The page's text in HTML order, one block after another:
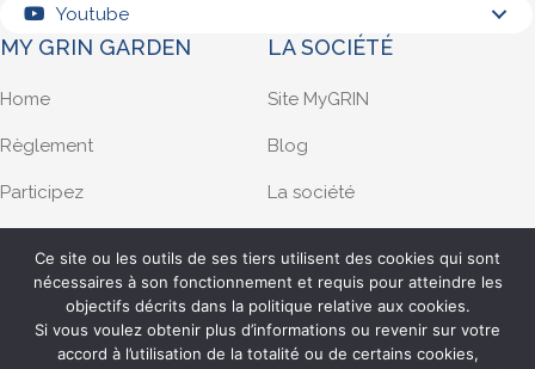
Youtube
MY GRIN GARDEN
Home
Règlement
Participez
Français
LA SOCIÉTÉ
Site MyGRIN
Blog
La société
Filiale française
Z.I. Le Grand Planot
Ce site ou les outils de ses tiers utilisent des cookies qui sont
nécessaires à son fonctionnement et requis pour atteindre les
objectifs décrits dans la politique relative aux cookies.
Si vous voulez obtenir plus d’informations ou revenir sur votre
accord à l’utilisation de la totalité ou de certains cookies,